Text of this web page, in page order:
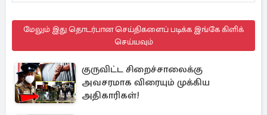
மேலும் இது தொடர்பான செய்திகளைப் படிக்க இங்கே கிளிக்
செய்யவும்
குருவிட்ட சிறைச்சாலைக்கு
அவசரமாக விரையும் முக்கிய
அதிகாரிகள்!